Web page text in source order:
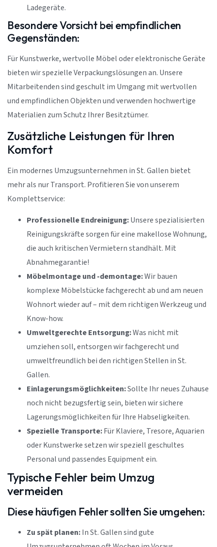
Ladegeräte.
Besondere Vorsicht bei empfindlichen
Gegenständen:
Für Kunstwerke, wertvolle Möbel oder elektronische Geräte
bieten wir spezielle Verpackungslösungen an. Unsere
Mitarbeitenden sind geschult im Umgang mit wertvollen
und empfindlichen Objekten und verwenden hochwertige
Materialien zum Schutz Ihrer Besitztümer.
Zusätzliche Leistungen für Ihren
Komfort
Ein modernes Umzugsunternehmen in St. Gallen bietet
mehr als nur Transport. Profitieren Sie von unserem
Komplettservice:
Professionelle Endreinigung:Unsere spezialisierten
Reinigungskräfte sorgen für eine makellose Wohnung,
die auch kritischen Vermietern standhält. Mit
Abnahmegarantie!
Möbelmontage und -demontage:Wir bauen
komplexe Möbelstücke fachgerecht ab und am neuen
Wohnort wieder auf – mit dem richtigen Werkzeug und
Know-how.
Umweltgerechte Entsorgung:Was nicht mit
umziehen soll, entsorgen wir fachgerecht und
umweltfreundlich bei den richtigen Stellen in St.
Gallen.
Einlagerungsmöglichkeiten:Sollte Ihr neues Zuhause
noch nicht bezugsfertig sein, bieten wir sichere
Lagerungsmöglichkeiten für Ihre Habseligkeiten.
Spezielle Transporte:Für Klaviere, Tresore, Aquarien
oder Kunstwerke setzen wir speziell geschultes
Personal und passendes Equipment ein.
Typische Fehler beim Umzug
vermeiden
Diese häufigen Fehler sollten Sie umgehen:
Zu spät planen:In St. Gallen sind gute